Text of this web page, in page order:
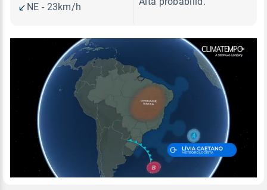
NE - 23km/h